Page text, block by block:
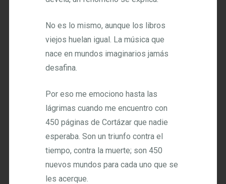
No es lo mismo, aunque los libros
viejos huelan igual. La música que
nace en mundos imaginarios jamás
desafina.
Por eso me emociono hasta las
lágrimas cuando me encuentro con
450 páginas de Cortázar que nadie
esperaba. Son un triunfo contra el
tiempo, contra la muerte; son 450
nuevos mundos para cada uno que se
les acerque.